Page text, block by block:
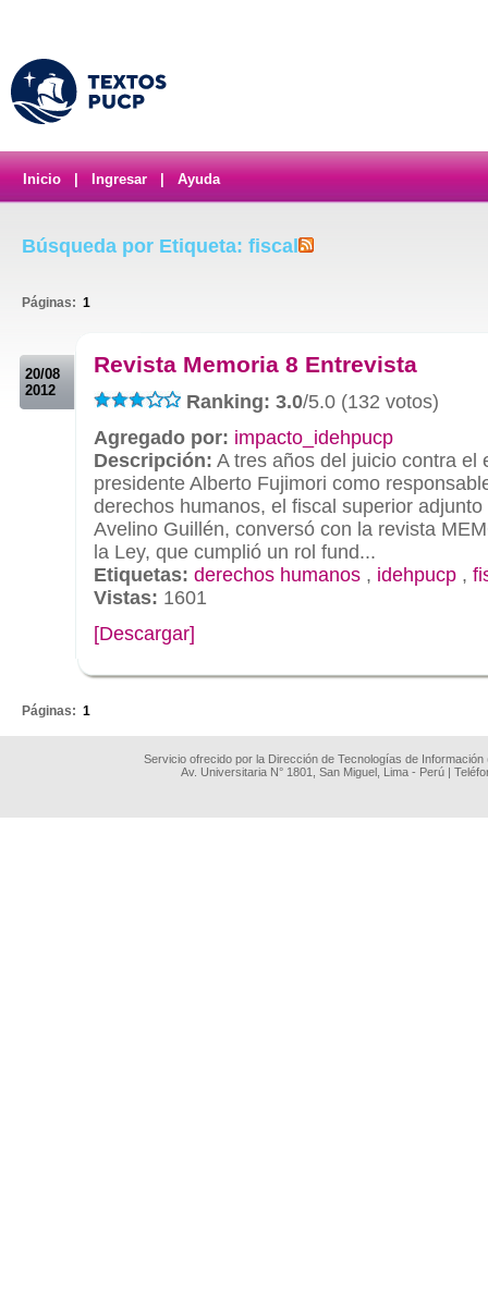
Inicio Ingresar Ayuda
Búsqueda por Etiqueta: fiscal
Páginas: 1
20/08
2012
Revista Memoria 8 Entrevista
Ranking: 3.0/5.0 (132 votos)
Agregado por: impacto_idehpucp
Descripción: A tres años del juicio contra el
presidente Alberto Fujimori como
derechos humanos, el fiscal superior
Avelino Guillén, conversó con la revista
la Ley, que cumplió un rol fund...
Etiquetas: derechos humanos , idehpucp ,
Vistas: 1601
[Descargar]
Páginas: 1
Servicio ofrecido por la Dirección de Tecnologías de
Av. Universitaria N° 1801, San Miguel, Lima - Perú |